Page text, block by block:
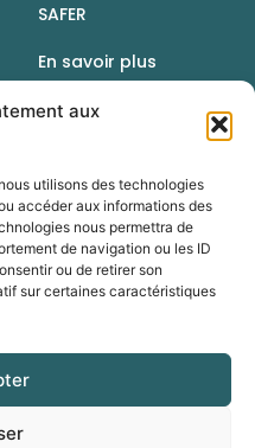
aux
utilisons des technologies
accéder aux informations des
nous permettra de
de navigation ou les ID
ou de retirer son
sur certaines caractéristiques
SAFER
En savoir plus
Contact
d’agriculture du Rhône